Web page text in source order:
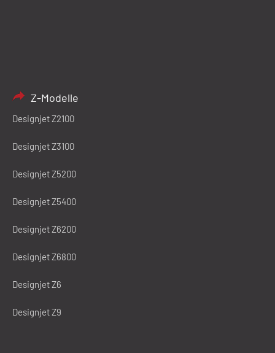
Z-Modelle
Designjet Z2100
Designjet Z3100
Designjet Z5200
Designjet Z5400
Designjet Z6200
Designjet Z6800
Designjet Z6
Designjet Z9